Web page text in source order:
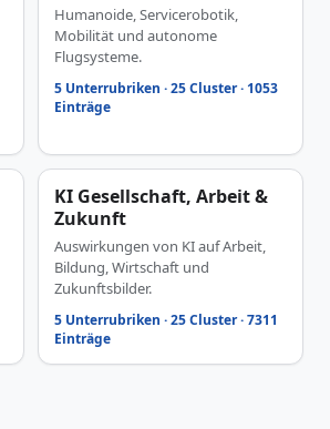
Humanoide, Servicerobotik,
Mobilität und autonome
Flugsysteme.
5 Unterrubriken · 25 Cluster · 1053
Einträge
KI Gesellschaft, Arbeit &
Zukunft
Auswirkungen von KI auf Arbeit,
Bildung, Wirtschaft und
Zukunftsbilder.
5 Unterrubriken · 25 Cluster · 7311
Einträge